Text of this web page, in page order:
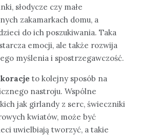
słodycze czy małe
zakamarkach domu, a
do ich poszukiwania. Taka
emocji, ale także rozwija
myślenia i spostrzegawczość.
to kolejny sposób na
nastroju. Wspólne
jak girlandy z serc, świeczniki
kwiatów, może być
uwielbiają tworzyć, a takie